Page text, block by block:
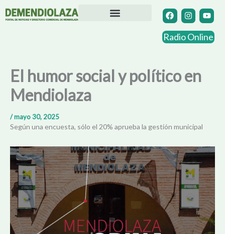
F
a
c
e
b
I
n
s
t
a
m
Y
o
u
t
u
Radio Online
El humor social y político en
Mendiolaza
/mayo 30, 2025
Según una encuesta, sólo el 20% aprueba la gestión municipal